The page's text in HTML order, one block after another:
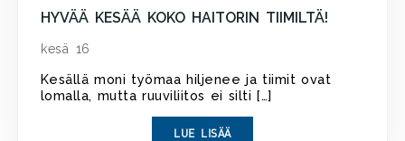
HYVÄÄ KESÄÄ KOKO HAITORIN TIIMILTÄ!
kesä 16
Kesällä moni työmaa hiljenee ja tiimit ovat
lomalla, mutta ruuviliitos ei silti […]
LUE LISÄÄ